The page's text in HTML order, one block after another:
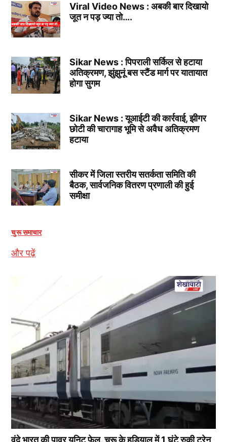
Viral Video News : अबकी बार दिखायो
जूत न पड़ ज्या तो….
Sikar News : पिपराली सर्किल से हटाया
अतिक्रमण, झुंझुनूं बस स्टैंड मार्ग पर यातायात
होगा सुगम
Sikar News : यूआईटी की कार्रवाई, झीगर
छोटी की चारागाह भूमि से अवैध अतिक्रमण
हटाया
सीकर में जिला स्तरीय सतर्कता समिति की
बैठक, सार्वजनिक वितरण प्रणाली की हुई
समीक्षा
चुरू समाचार
और पढ़ें